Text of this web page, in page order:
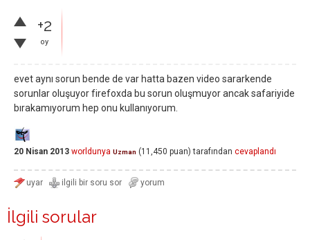
+2
oy
evet aynı sorun bende de var hatta bazen video sararkende
sorunlar oluşuyor firefoxda bu sorun oluşmuyor ancak safariyide
bırakamıyorum hep onu kullanıyorum.
20 Nisan 2013 worldunya Uzman (11,450 puan) tarafından cevaplandı
İlgili sorular